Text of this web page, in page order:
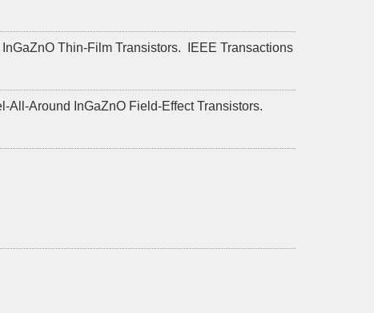
Thin-Film Transistors.
IEEE Transactions
All-Around InGaZnO Field-Effect Transistors.